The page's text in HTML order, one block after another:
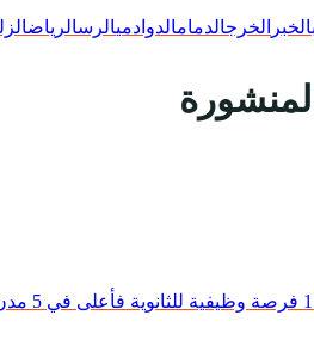
الخبر الخرجالدمامالدوادميالرسالرياض